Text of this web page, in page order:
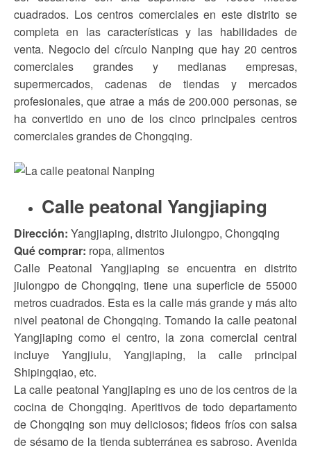
cuadrados. Los centros comerciales en este distrito se
completa en las características y las habilidades de
venta. Negocio del círculo Nanping que hay 20 centros
comerciales grandes y medianas empresas,
supermercados, cadenas de tiendas y mercados
profesionales, que atrae a más de 200.000 personas, se
ha convertido en uno de los cinco principales centros
comerciales grandes de Chongqing.
Calle peatonal Yangjiaping
Dirección: Yangjiaping, distrito Jiulongpo, Chongqing
Qué comprar: ropa, alimentos
Calle Peatonal Yangjiaping se encuentra en distrito
jiulongpo de Chongqing, tiene una superficie de 55000
metros cuadrados. Esta es la calle más grande y más alto
nivel peatonal de Chongqing. Tomando la calle peatonal
Yangjiaping como el centro, la zona comercial central
incluye Yangjiulu, Yangjiaping, la calle principal
Shipingqiao, etc.
La calle peatonal Yangjiaping es uno de los centros de la
cocina de Chongqing. Aperitivos de todo departamento
de Chongqing son muy deliciosos; fideos fríos con salsa
de sésamo de la tienda subterránea es sabroso. Avenida